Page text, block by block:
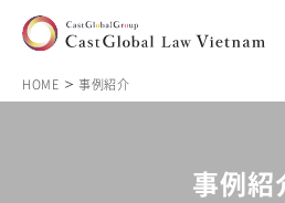
HOME 事例紹介
事例紹